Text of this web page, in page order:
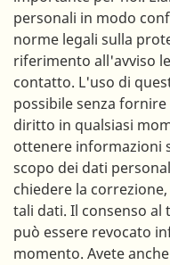
personali in modo
norme legali sulla
riferimento all'avviso
contatto. L'uso di
possibile senza
diritto in qualsiasi
ottenere informazioni
scopo dei dati
chiedere la
tali dati. Il consenso
può essere revocato
momento. Avete